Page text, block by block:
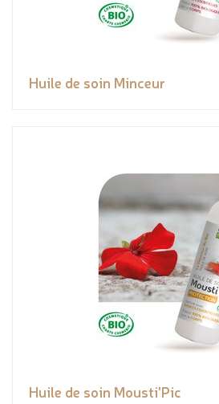
Huile de soin Minceur
Huile de soin Mousti'Pic